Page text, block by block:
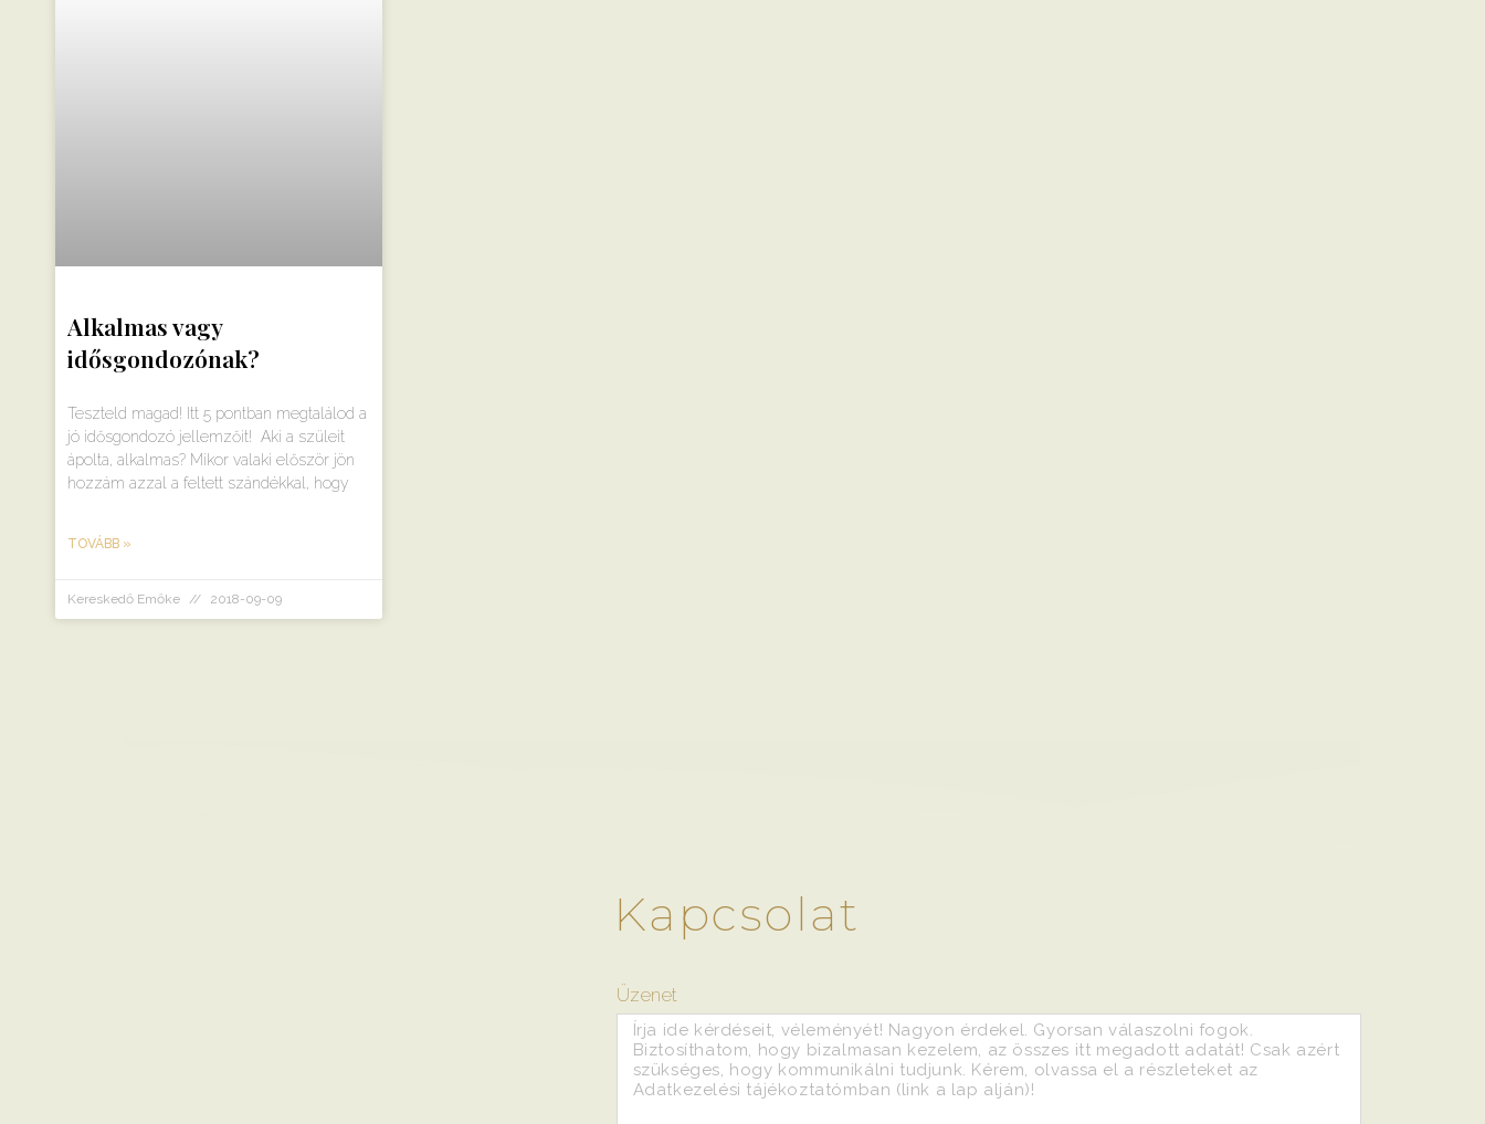
Alkalmas vagy
idősgondozónak?
Teszteld magad! Itt 5 pontban megtalálod a
jó idősgondozó jellemzőit! Aki a szüleit
ápolta, alkalmas? Mikor valaki először jön
hozzám azzal a feltett szándékkal, hogy
TOVÁBB »
Kereskedő Emőke 2018-09-09
Kapcsolat
Üzenet